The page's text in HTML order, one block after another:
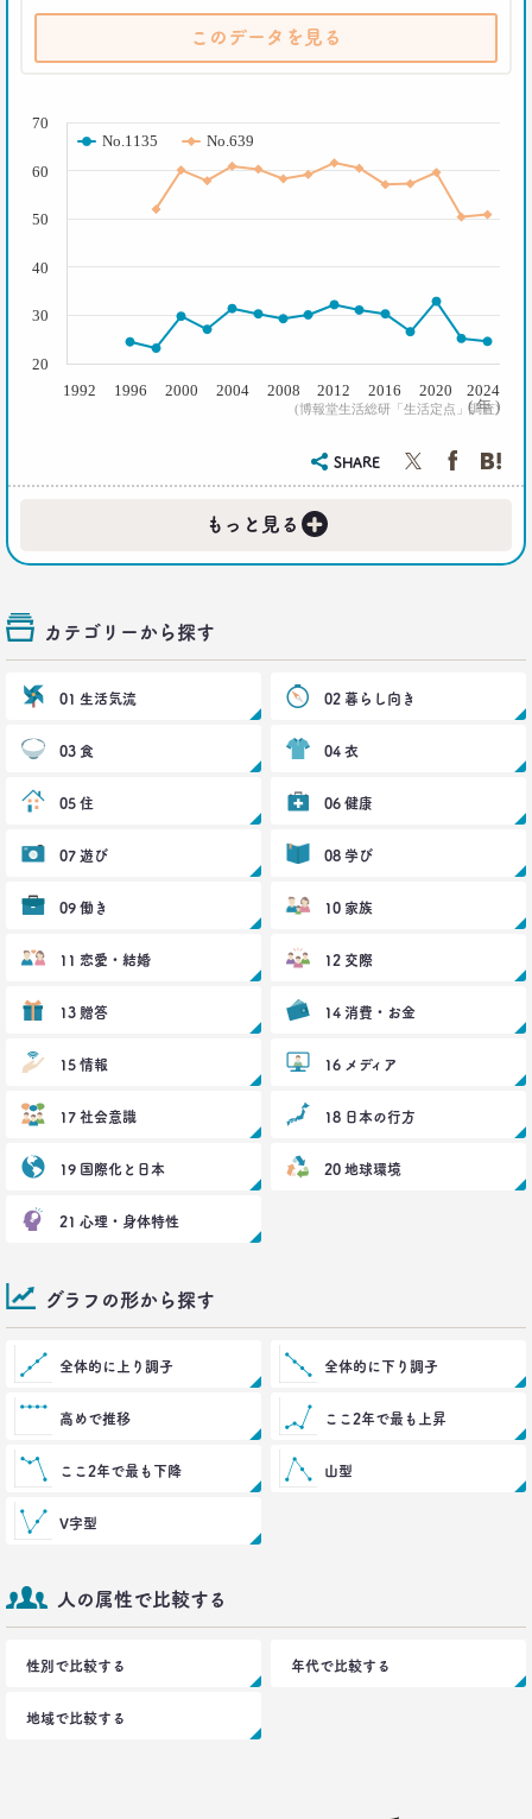
このデータを見る
( 年 )
(博報堂生活総研「生活定点」調査)
No.1135 No.639
1992 1996 2000 2004 2008 2012 2016 2020 2024
30
20
40
50
60
70
SHARE
もっと見る +
カテゴリーから探す
01 生活気流 02 暮らし向き
03 食 04 衣
05 住 06 健康
07 遊び 08 学び
09 働き 10 家族
11 恋愛・結婚 12 交際
13 贈答 14 消費・お金
15 情報 16 メディア
17 社会意識 18 日本の行方
19 国際化と日本 20 地球環境
21 心理・身体特性
グラフの形から探す
全体的に上り調子 全体的に下り調子
高めで推移 ここ2年で最も上昇
ここ2年で最も下降 山型
V字型
人の属性で比較する
性別で比較する 年代で比較する
地域で比較する